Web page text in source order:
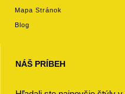
Mapa Stránok
Blog
NÁŠ PRÍBEH